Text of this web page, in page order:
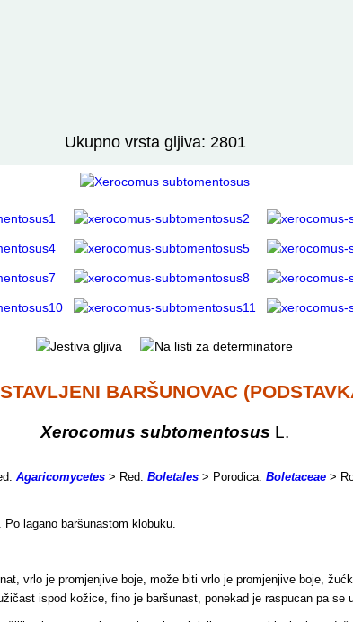
Ukupno vrsta gljiva: 2801
BARŠUNOVAC
Xerocomus subtomentosus L.
Agaricomycetes > Red: Boletales > Porodica: Boletaceae >
Po lagano baršunastom klobuku.
vrlo je promjenjive boje, može biti vrlo je promjenjive boje,
ispod kožice, fino je baršunast, ponekad je raspucan pa se